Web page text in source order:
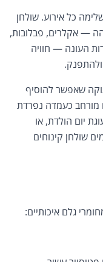
כל אירוע. שולחן
— אקלרים, פבלובות,
העונה — חוויה
ולהתפנק.
שאפשר להוסיף
מורחב כעמדה נפרדת
יום הולדת, או
שולחן קינוחים
גלם איכותיים: